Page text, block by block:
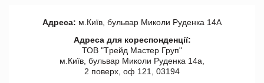
Адреса: м.Київ, бульвар Миколи Руденка 14А
Адреса для кореспонденції:
ТОВ "Tрейд Мастер Груп"
м.Київ, бульвар Миколи Руденка 14а,
2 поверх, оф 121, 03194